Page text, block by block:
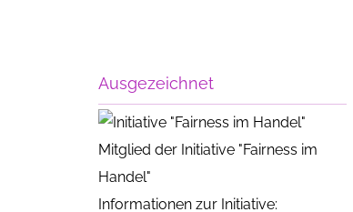
Ausgezeichnet
Mitglied der Initiative "Fairness im
Handel"
Informationen zur Initiative: